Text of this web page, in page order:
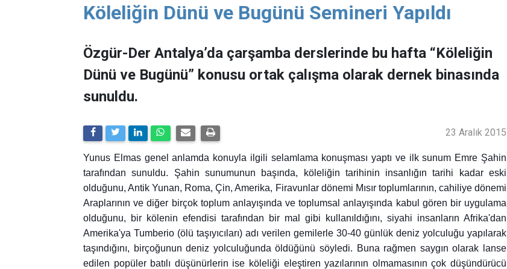
Köleliğin Dünü ve Bugünü Semineri Yapıldı
Özgür-Der Antalya’da çarşamba derslerinde bu hafta “Köleliğin
Dünü ve Bugünü” konusu ortak çalışma olarak dernek binasında
sunuldu.
23 Aralık 2015
Yunus Elmas genel anlamda konuyla ilgili selamlama konuşması yaptı ve ilk sunum Emre Şahin
tarafından sunuldu. Şahin sunumunun başında, köleliğin tarihinin insanlığın tarihi kadar eski
olduğunu, Antik Yunan, Roma, Çin, Amerika, Firavunlar dönemi Mısır toplumlarının, cahiliye dönemi
Araplarının ve diğer birçok toplum anlayışında ve toplumsal anlayışında kabul gören bir uygulama
olduğunu, bir kölenin efendisi tarafından bir mal gibi kullanıldığını, siyahi insanların Afrika'dan
Amerika'ya Tumberio (ölü taşıyıcıları) adı verilen gemilerle 30-40 günlük deniz yolculuğu yapılarak
taşındığını, birçoğunun deniz yolculuğunda öldüğünü söyledi. Buna rağmen saygın olarak lanse
edilen popüler batılı düşünürlerin ise köleliği eleştiren yazılarının olmamasının çok düşündürücü